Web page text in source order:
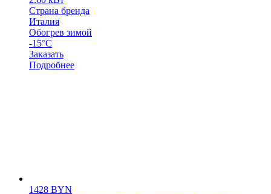
Страна бренда
Италия
Обогрев зимой
-15°С
Заказать
Подробнее
1428 BYN